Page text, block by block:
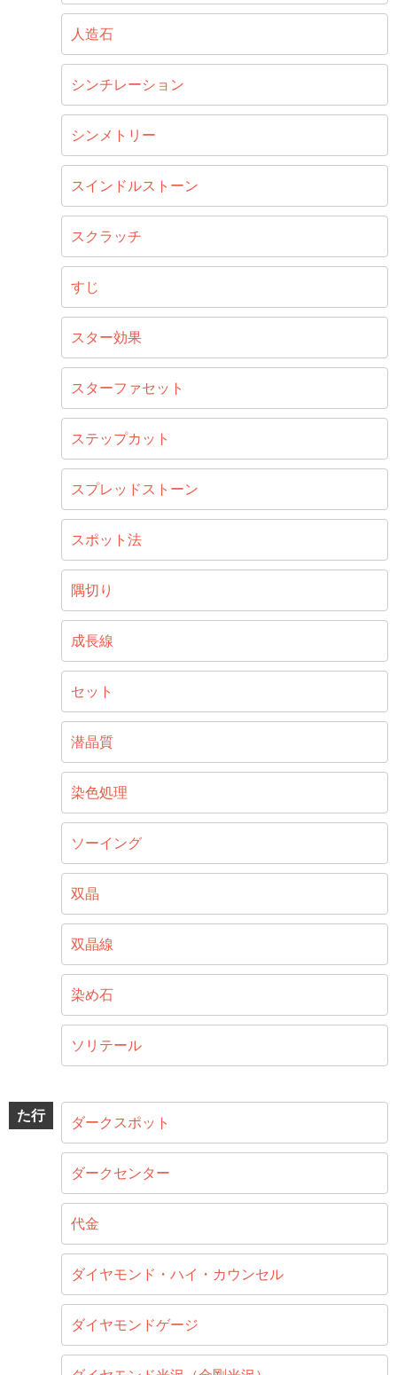
人造石
シンチレーション
シンメトリー
スインドルストーン
スクラッチ
すじ
スター効果
スターファセット
ステップカット
スプレッドストーン
スポット法
隅切り
成長線
セット
潜晶質
染色処理
ソーイング
双晶
双晶線
染め石
ソリテール
た行 ダークスポット
ダークセンター
代金
ダイヤモンド・ハイ・カウンセル
ダイヤモンドゲージ